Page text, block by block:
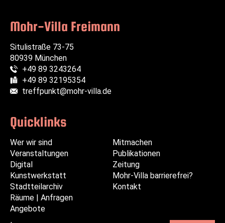
Mohr-Villa Freimann
Situlistraße 73-75
80939 München
Telefon:
+49 89 3243264
Fax:
+49 89 32195354
E-Mail:
treffpunkt@mohr-villa.de
Quicklinks
überspringen
Wer wir sind
Veranstaltungen
Digital
Kunstwerkstatt
Stadtteilarchiv
Räume | Anfragen
Angebote
überspringen
Mitmachen
Publikationen
Zeitung
Mohr-Villa barrierefrei?
Kontakt